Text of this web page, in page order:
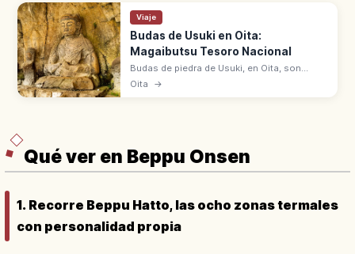
Viaje
Budas de Usuki en Oita:
Magaibutsu Tesoro Nacional
Budas de piedra de Usuki, en Oita, son
magaibutsu tallados en toba volcánica
Oita →
Qué ver en Beppu Onsen
1. Recorre Beppu Hatto, las ocho zonas termales
con personalidad propia